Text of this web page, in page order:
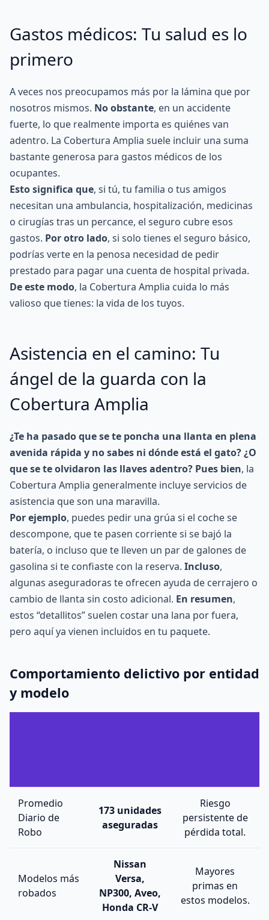
Gastos médicos: Tu salud es lo
primero
A veces nos preocupamos más por la lámina que por
nosotros mismos. No obstante, en un accidente
fuerte, lo que realmente importa es quiénes van
adentro. La Cobertura Amplia suele incluir una suma
bastante generosa para gastos médicos de los
ocupantes.
Esto significa que, si tú, tu familia o tus amigos
necesitan una ambulancia, hospitalización, medicinas
o cirugías tras un percance, el seguro cubre esos
gastos. Por otro lado, si solo tienes el seguro básico,
podrías verte en la penosa necesidad de pedir
prestado para pagar una cuenta de hospital privada.
De este modo, la Cobertura Amplia cuida lo más
valioso que tienes: la vida de los tuyos.
Asistencia en el camino: Tu
ángel de la guarda con la
Cobertura Amplia
¿Te ha pasado que se te poncha una llanta en plena
avenida rápida y no sabes ni dónde está el gato? ¿O
que se te olvidaron las llaves adentro? Pues bien, la
Cobertura Amplia generalmente incluye servicios de
asistencia que son una maravilla.
Por ejemplo, puedes pedir una grúa si el coche se
descompone, que te pasen corriente si se bajó la
batería, o incluso que te lleven un par de galones de
gasolina si te confiaste con la reserva. Incluso,
algunas aseguradoras te ofrecen ayuda de cerrajero o
cambio de llanta sin costo adicional. En resumen,
estos “detallitos” suelen costar una lana por fuera,
pero aquí ya vienen incluidos en tu paquete.
Comportamiento delictivo por entidad
y modelo
Promedio
Diario de
Robo
173 unidades
aseguradas
Riesgo
persistente de
pérdida total.
Modelos más
robados
Nissan
Versa,
NP300, Aveo,
Honda CR-V
Mayores
primas en
estos modelos.